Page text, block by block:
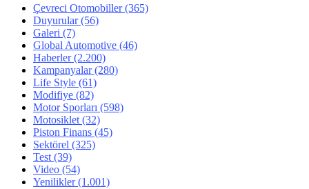
Çevreci Otomobiller(365)
Duyurular(56)
Galeri (7)
Global Automotive (46)
Haberler(2.200)
Kampanyalar(280)
Life Style (61)
Modifiye (82)
Motor Sporları (598)
Motosiklet (32)
Piston Finans (45)
Sektörel (325)
Test (39)
Video (54)
Yenilikler(1.001)